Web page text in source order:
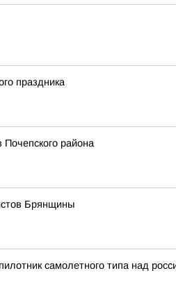
праздника
района
Брянщины
самолетного типа над